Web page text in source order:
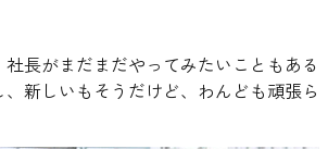
長がまだまだやってみたいこともある
新しいもそうだけど、わんども頑張ら